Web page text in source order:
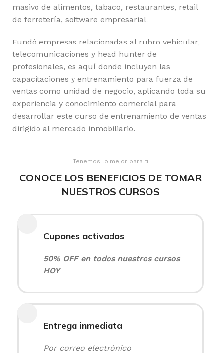
masivo de alimentos, tabaco, restaurantes, retail
de ferretería, software empresarial.
Fundó empresas relacionadas al rubro vehicular,
telecomunicaciones y head hunter de
profesionales, es aquí donde incluyen las
capacitaciones y entrenamiento para fuerza de
ventas como unidad de negocio, aplicando toda su
experiencia y conocimiento comercial para
desarrollar este curso de entrenamiento de ventas
dirigido al mercado inmobiliario.
Tenemos lo mejor para ti
CONOCE LOS BENEFICIOS DE TOMAR
NUESTROS CURSOS
Cupones activados
50% OFF en todos nuestros cursos
HOY
Entrega inmediata
Por correo electrónico